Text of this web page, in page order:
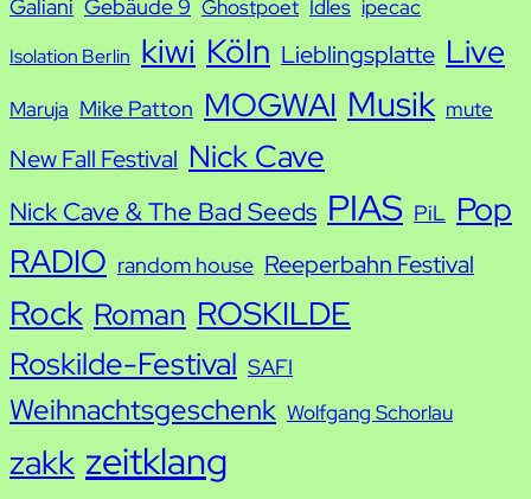
Galiani Gebäude 9 Ghostpoet Idles ipecac
Isolation Berlin kiwi Köln Lieblingsplatte Live
Maruja Mike Patton MOGWAI Musik mute
New Fall Festival Nick Cave
Nick Cave & The Bad Seeds PIAS PiL Pop
RADIO random house Reeperbahn Festival
Rock Roman ROSKILDE
Roskilde-Festival SAFI
Weihnachtsgeschenk Wolfgang Schorlau
zakk zeitklang